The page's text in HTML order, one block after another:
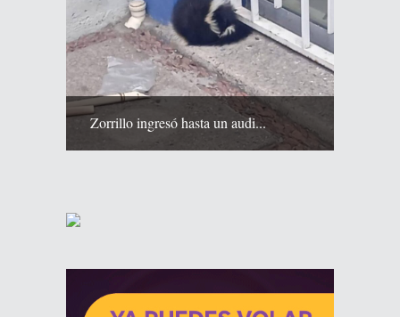
Zorrillo ingresó hasta un audi...